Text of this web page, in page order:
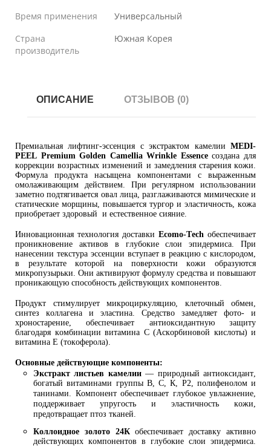
Время применения
Универсальный
Страна
производитель
Южная Корея
ОПИСАНИЕ ОТЗЫВОВ (0)
Премиальная лифтинг-эссенция с экстрактом камелии MEDI-
PEEL Premium Golden Camellia Wrinkle Essenceсоздана для
коррекции возрастных изменений и замедления старения кожи.
Формула продукта насыщена компонентами с выраженным
омолаживающим действием. При регулярном использовании
заметно подтягивается овал лица, разглаживаются мимические и
статические морщины, повышается тургор и эластичность, кожа
приобретает здоровый и естественное сияние.
Инновационная технология доставки Ecomo-Tech обеспечивает
проникновение активов в глубокие слои эпидермиса. При
нанесении текстура эссенции вступает в реакцию с кислородом,
в результате которой на поверхности кожи образуются
микропузырьки. Они активируют формулу средства и повышают
проникающую способность действующих компонентов.
Продукт стимулирует микроциркуляцию, клеточный обмен,
синтез коллагена и эластина. Средство замедляет фото- и
хроностарение, обеспечивает антиоксидантную защиту
благодаря комбинации витамина С (Аскорбиновой кислоты) и
витамина Е (токоферола).
Основные действующие компоненты:
Экстракт листьев камелии— природный антиоксидант,
богатый витаминами группы В, С, К, P2, полифенолом и
танинами. Компонент обеспечивает глубокое увлажнение,
поддерживает упругость и эластичность кожи,
предотвращает птоз тканей.
Коллоидное золото 24Кобеспечивает доставку активно
действующих компонентов в глубокие слои эпидермиса.